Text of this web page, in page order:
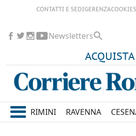
CONTATTI E SEDIGERENZA
ACQUISTA
Newsletters
RIMINI RAVENNA